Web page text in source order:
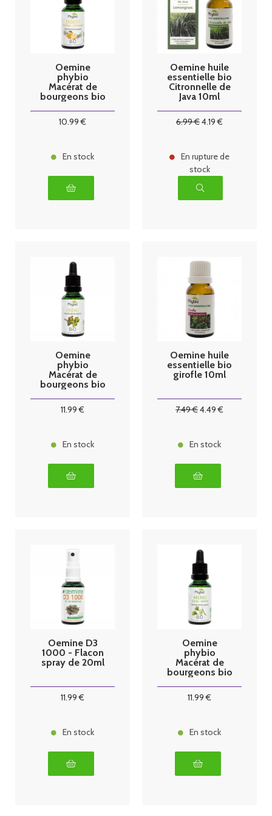
Oemine
phybio
Macérat de
bourgeons bio
10.99 €
En stock
Oemine huile
essentielle bio
Citronnelle de
Java 10ml
6.99€4.19 €
En rupture de
stock
Oemine
phybio
Macérat de
bourgeons bio
11.99 €
En stock
Oemine huile
essentielle bio
girofle 10ml
7.49€4.49 €
En stock
Oemine D3
1000 - Flacon
spray de 20ml
11.99 €
En stock
Oemine
phybio
Macérat de
bourgeons bio
11.99 €
En stock